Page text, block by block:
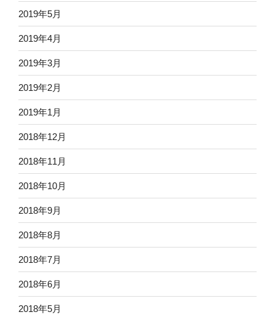
2019年5月
2019年4月
2019年3月
2019年2月
2019年1月
2018年12月
2018年11月
2018年10月
2018年9月
2018年8月
2018年7月
2018年6月
2018年5月